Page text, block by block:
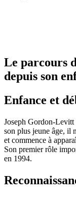
Le parcours
depuis son
Enfance et
Joseph Gordon-
son plus jeune âge, il
et commence à
Son premier rôle
en 1994.